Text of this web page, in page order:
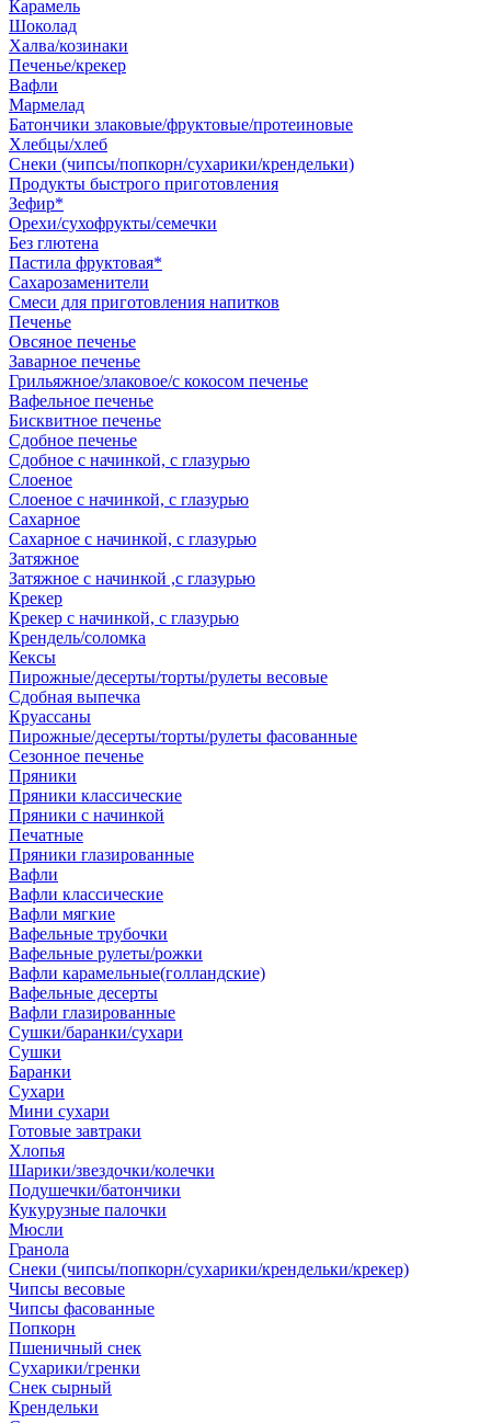
Карамель
Шоколад
Халва/козинаки
Печенье/крекер
Вафли
Мармелад
Батончики злаковые/фруктовые/протеиновые
Хлебцы/хлеб
Снеки (чипсы/попкорн/сухарики/крендельки)
Продукты быстрого приготовления
Зефир*
Орехи/сухофрукты/семечки
Без глютена
Пастила фруктовая*
Сахарозаменители
Смеси для приготовления напитков
Печенье
Овсяное печенье
Заварное печенье
Грильяжное/злаковое/с кокосом печенье
Вафельное печенье
Бисквитное печенье
Сдобное печенье
Сдобное с начинкой, с глазурью
Слоеное
Слоеное с начинкой, с глазурью
Сахарное
Сахарное с начинкой, с глазурью
Затяжное
Затяжное с начинкой ,с глазурью
Крекер
Крекер с начинкой, с глазурью
Крендель/соломка
Кексы
Пирожные/десерты/торты/рулеты весовые
Сдобная выпечка
Круассаны
Пирожные/десерты/торты/рулеты фасованные
Сезонное печенье
Пряники
Пряники классические
Пряники с начинкой
Печатные
Пряники глазированные
Вафли
Вафли классические
Вафли мягкие
Вафельные трубочки
Вафельные рулеты/рожки
Вафли карамельные(голландские)
Вафельные десерты
Вафли глазированные
Сушки/баранки/сухари
Сушки
Баранки
Сухари
Мини сухари
Готовые завтраки
Хлопья
Шарики/звездочки/колечки
Подушечки/батончики
Кукурузные палочки
Мюсли
Гранола
Снеки (чипсы/попкорн/сухарики/крендельки/крекер)
Чипсы весовые
Чипсы фасованные
Попкорн
Пшеничный снек
Сухарики/гренки
Снек сырный
Крендельки